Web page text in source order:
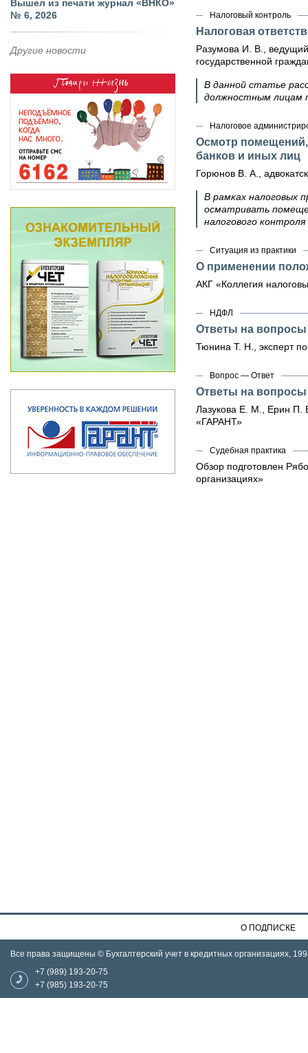
Налоговый контроль
Налоговая
Разумова И. В., ведущий
государственной
В данной статье
должностным лицам
Налоговое
Осмотр помещений,
банков и иных лиц
Горюнов В. А.,
В рамках налоговых
осматривать
налогового
Ситуация из практики
О применении
АКГ «Коллегия
НДФЛ
Ответы на вопросы
Тюнина Т. Н., эксперт
Вопрос — Ответ
Ответы на вопросы
Лазукова Е. М., Ерин П.
«ГАРАНТ»
Судебная практика
Обзор подготовлен
организациях»
Вышел из печати журнал «ВНКО»
№ 6, 2026
Другие новости
О ПОДПИСКЕ
Все права защищены © Бухгалтерский учет в кредитных организациях,
+7 (989) 193-20-75
+7 (985) 193-20-75